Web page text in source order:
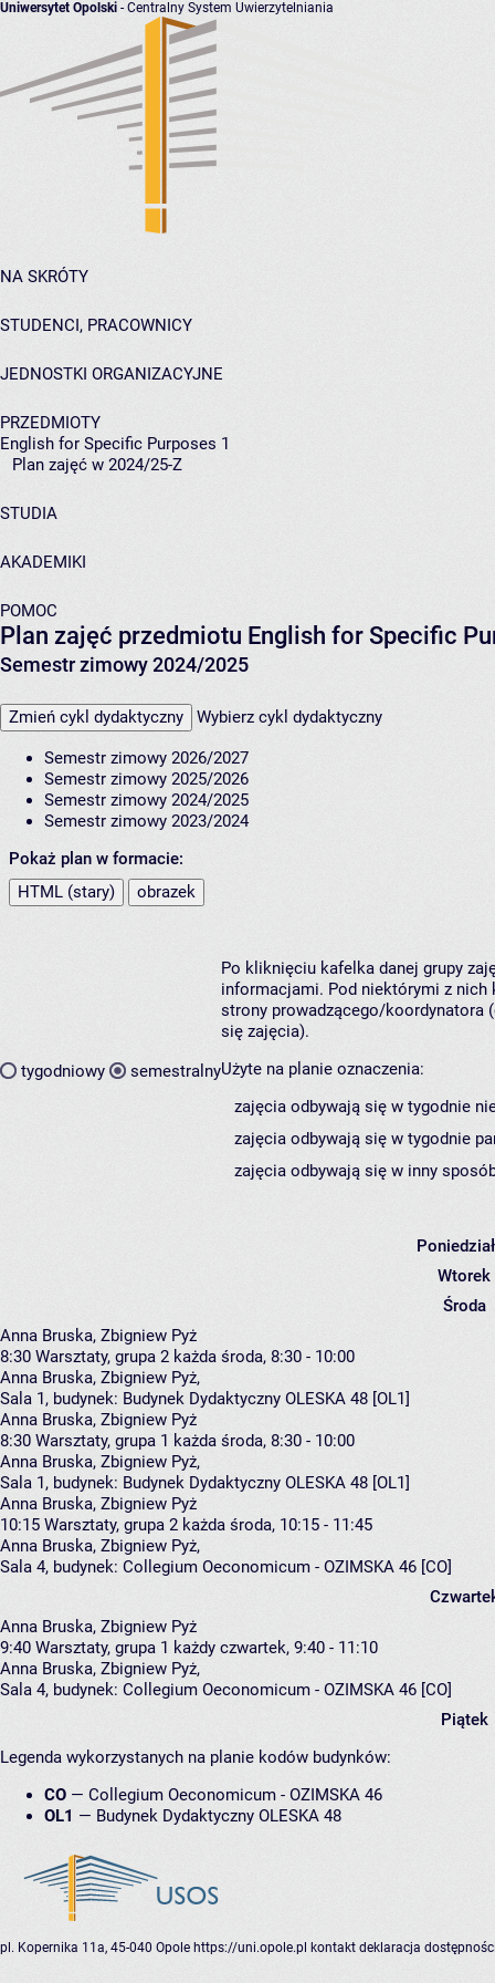
Uniwersytet Opolski - Centralny System Uwierzytelniania
NA SKRÓTY
STUDENCI, PRACOWNICY
JEDNOSTKI ORGANIZACYJNE
PRZEDMIOTY
English for Specific Purposes 1
Plan zajęć w 2024/25-Z
STUDIA
AKADEMIKI
POMOC
Plan zajęć przedmiotu English for Specific
Semestr zimowy 2024/2025
Zmień cykl dydaktyczny Wybierz cykl dydaktyczny
Semestr zimowy 2026/2027
Semestr zimowy 2025/2026
Semestr zimowy 2024/2025
Semestr zimowy 2023/2024
Pokaż plan w formacie:
HTML (stary)
obrazek
tygodniowy semestralny
Po kliknięciu kafelka danej grupy
informacjami. Pod niektórymi z nich
strony prowadzącego/koordynatora
się zajęcia).
Użyte na planie oznaczenia:
zajęcia odbywają się w tygodnie
zajęcia odbywają się w tygodnie
zajęcia odbywają się w inny
Wtorek
Środa
Anna Bruska, Zbigniew Pyż
8:30 Warsztaty, grupa 2 każda środa, 8:30 - 10:00
Anna Bruska, Zbigniew Pyż,
Sala 1, budynek: Budynek Dydaktyczny OLESKA 48 [OL1]
Anna Bruska, Zbigniew Pyż
8:30 Warsztaty, grupa 1 każda środa, 8:30 - 10:00
Anna Bruska, Zbigniew Pyż,
Sala 1, budynek: Budynek Dydaktyczny OLESKA 48 [OL1]
Anna Bruska, Zbigniew Pyż
10:15 Warsztaty, grupa 2 każda środa, 10:15 - 11:45
Anna Bruska, Zbigniew Pyż,
Sala 4, budynek: Collegium Oeconomicum - OZIMSKA 46 [CO]
Anna Bruska, Zbigniew Pyż
9:40 Warsztaty, grupa 1 każdy czwartek, 9:40 - 11:10
Anna Bruska, Zbigniew Pyż,
Sala 4, budynek: Collegium Oeconomicum - OZIMSKA 46 [CO]
Piątek
Legenda wykorzystanych na planie kodów budynków:
CO — Collegium Oeconomicum - OZIMSKA 46
OL1 — Budynek Dydaktyczny OLESKA 48
pl. Kopernika 11a, 45-040 Opole https://uni.opole.pl kontakt deklaracja